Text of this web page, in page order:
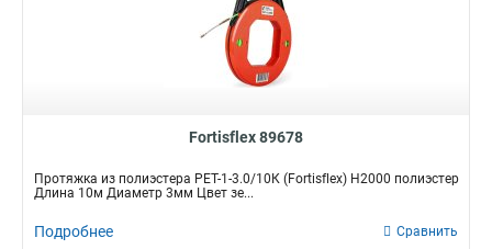
Fortisflex 89678
Протяжка из полиэстера PET-1-3.0/10К (Fortisflex) Н2000 полиэстер
Длина 10м Диаметр 3мм Цвет зе...
Подробнее Сравнить